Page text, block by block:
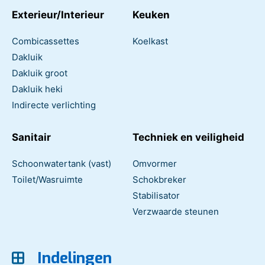
Exterieur/Interieur
Combicassettes
Dakluik
Dakluik groot
Dakluik heki
Indirecte verlichting
Keuken
Koelkast
Sanitair
Schoonwatertank (vast)
Toilet/Wasruimte
Techniek en veiligheid
Omvormer
Schokbreker
Stabilisator
Verzwaarde steunen
Indelingen